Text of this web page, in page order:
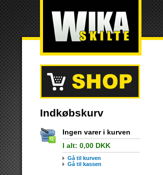
Indkøbskurv
Ingen varer i kurven
I alt: 0,00 DKK
Gå til kurven
Gå til kassen